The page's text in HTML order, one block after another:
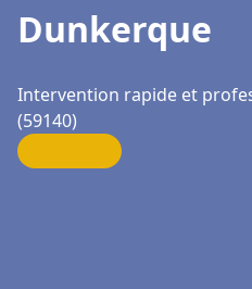
Dunkerque
Intervention rapide et
(59140)